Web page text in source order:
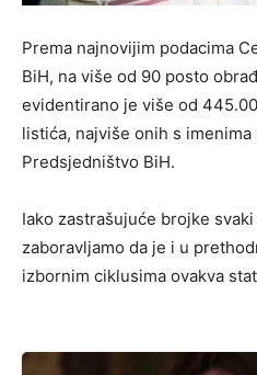
Prema najnovijim podacima
BiH, na više od 90 posto
evidentirano je više od
listića, najviše onih s
Predsjedništvo BiH.
Iako zastrašujuće brojke
zaboravljamo da je i u
izbornim ciklusima ovakva